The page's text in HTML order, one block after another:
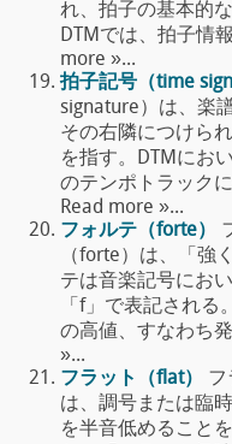
れ、拍子の基本的
DTMでは、拍子情
more »...
拍子記号（time
signature）は、楽
その右隣につけら
を指す。DTMにお
のテンポトラック
Read more »...
フォルテ（forte）
（forte）は、「強
テは音楽記号にお
「f」で表記される
の高値、すなわち
»...
フラット（flat）
フ
は、調号または臨
を半音低めること